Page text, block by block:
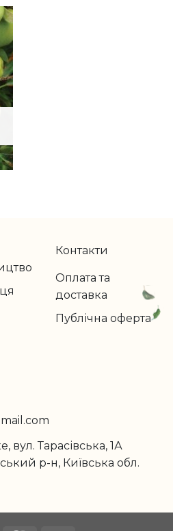
Контакти
Оплата та
доставка
Публічна оферта
вул. Тарасівська, 1А
р-н, Київська обл.